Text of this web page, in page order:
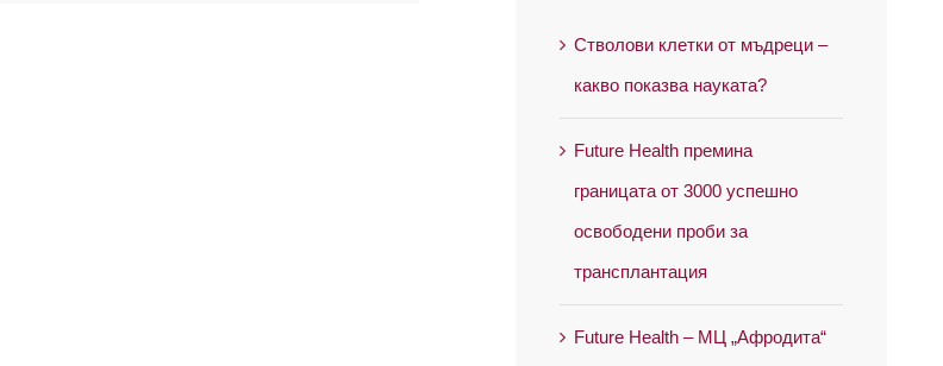
Стволови клетки от мъдреци –
какво показва науката?
Future Health премина
границата от 3000 успешно
освободени проби за
трансплантация
Future Health – МЦ „Афродита“